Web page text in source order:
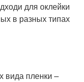
для оклейки
в разных типах
вида пленки –